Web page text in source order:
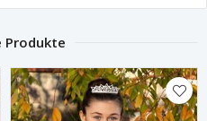
Produkte